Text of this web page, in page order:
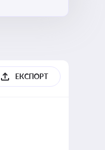
ЕКСПОРТ